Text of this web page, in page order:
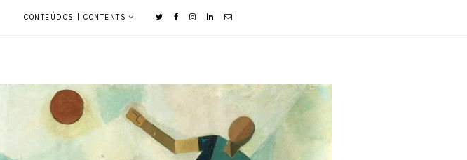
CONTEÚDOS | CONTENTS